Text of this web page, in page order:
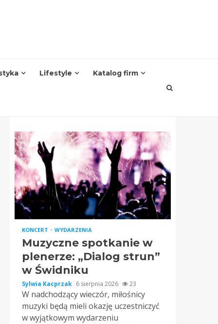
Lifestyle Katalog firm
KONCERT WYDARZENIA
Muzyczne spotkanie w
plenerze: „Dialog strun”
w Świdniku
Sylwia Kacprzak 6 sierpnia 2026 23
W nadchodzący wieczór, miłośnicy
muzyki będą mieli okazję uczestniczyć
w wyjątkowym wydarzeniu